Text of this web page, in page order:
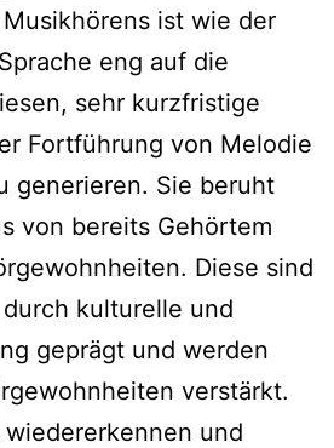
ist wie der
eng auf die
sehr kurzfristige
Fortführung von Melodie
generieren. Sie beruht
von bereits Gehörtem
Diese sind
kulturelle und
geprägt und werden
verstärkt.
und